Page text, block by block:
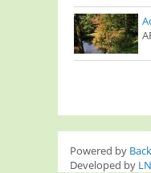
Powered by
Developed by